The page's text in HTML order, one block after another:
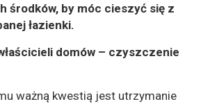
środków, by móc cieszyć się z
łazienki.
domów – czyszczenie
ważną kwestią jest utrzymanie